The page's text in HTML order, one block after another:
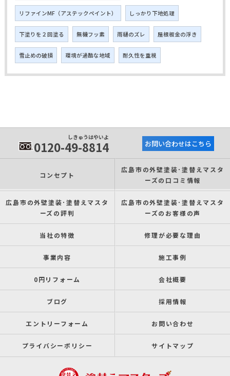
リファインMF（アステックペイント） しっかり下地処理
下塗りを２回塗る 無機フッ素 雨樋のズレ 屋根板金の浮き
雪止めの破損 環境が過酷な地域 耐久性を重視
しきゅうはやいよ
0120-49-8814 お問い合わせはこちら
コンセプト
広島市の外壁塗装･塗替えマスタ
ーズの口コミ情報
広島市の外壁塗装･塗替えマスタ
ーズの評判
広島市の外壁塗装･塗替えマスタ
ーズのお客様の声
当社の特徴 修理が必要な理由
事業内容 施工事例
0円リフォーム 会社概要
ブログ 採用情報
エントリーフォーム お問い合わせ
プライバシーポリシー サイトマップ